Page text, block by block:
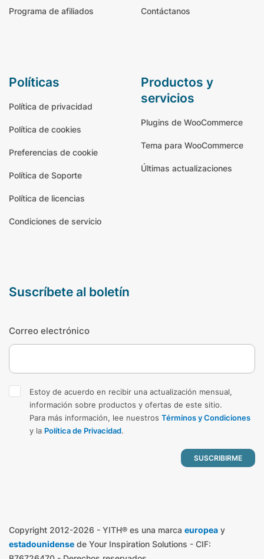
Programa de afiliados Contáctanos
políticas
Política de privacidad
Política de cookies
Preferencias de cookie
Política de Soporte
Política de licencias
Condiciones de servicio
productos y
servicios
Plugins de WooCommerce
Tema para WooCommerce
Últimas actualizaciones
suscríbete al boletín
Correo electrónico
Estoy de acuerdo en recibir una actualización mensual,
información sobre productos y ofertas de este sitio.
Para más información, lee nuestros Términos y Condiciones
y la Política de Privacidad.
Copyright 2012-2026 - YITH® es una marca europea y
estadounidense de Your Inspiration Solutions - CIF: